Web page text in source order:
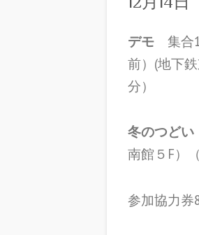
デモ 集合
前）(地下
分）
冬のつどい
南館５F）
参加協力券